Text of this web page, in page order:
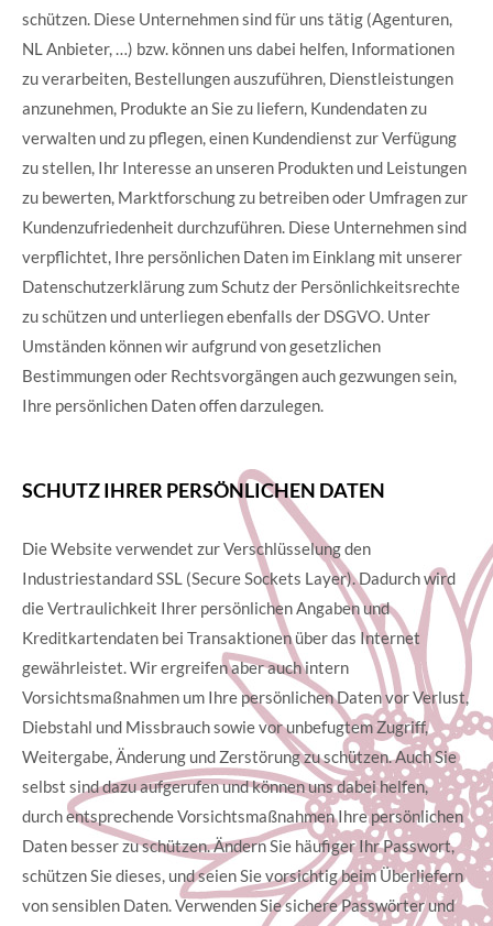
schützen. Diese Unternehmen sind für uns tätig (Agenturen,
NL Anbieter, …) bzw. können uns dabei helfen, Informationen
zu verarbeiten, Bestellungen auszuführen, Dienstleistungen
anzunehmen, Produkte an Sie zu liefern, Kundendaten zu
verwalten und zu pflegen, einen Kundendienst zur Verfügung
zu stellen, Ihr Interesse an unseren Produkten und Leistungen
zu bewerten, Marktforschung zu betreiben oder Umfragen zur
Kundenzufriedenheit durchzuführen. Diese Unternehmen sind
verpflichtet, Ihre persönlichen Daten im Einklang mit unserer
Datenschutzerklärung zum Schutz der Persönlichkeitsrechte
zu schützen und unterliegen ebenfalls der DSGVO. Unter
Umständen können wir aufgrund von gesetzlichen
Bestimmungen oder Rechtsvorgängen auch gezwungen sein,
Ihre persönlichen Daten offen darzulegen.
SCHUTZ IHRER PERSÖNLICHEN DATEN
Die Website verwendet zur Verschlüsselung den
Industriestandard SSL (Secure Sockets Layer). Dadurch wird
die Vertraulichkeit Ihrer persönlichen Angaben und
Kreditkartendaten bei Transaktionen über das Internet
gewährleistet. Wir ergreifen aber auch intern
Vorsichtsmaßnahmen um Ihre persönlichen Daten vor Verlust,
Diebstahl und Missbrauch sowie vor unbefugtem Zugriff,
Weitergabe, Änderung und Zerstörung zu schützen. Auch Sie
selbst sind dazu aufgerufen und können uns dabei helfen,
durch entsprechende Vorsichtsmaßnahmen Ihre persönlichen
Daten besser zu schützen. Ändern Sie häufiger Ihr Passwort,
schützen Sie dieses, und seien Sie vorsichtig beim Überliefern
von sensiblen Daten. Verwenden Sie sichere Passwörter und